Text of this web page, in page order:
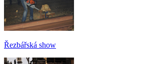
Řezbářská show